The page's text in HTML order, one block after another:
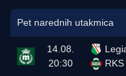
Pet narednih utakmica
14.08.
20:30